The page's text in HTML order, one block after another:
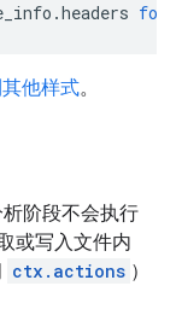
.headers for
他样式。
阶段不会执行
或写入文件内
ctx.actions ）